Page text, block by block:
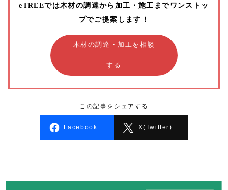
eTREEでは木材の調達から加工・施工までワンストッ
プでご提案します！
木材の調達・加工を相談
する
この記事をシェアする
Facebook X(Twitter)